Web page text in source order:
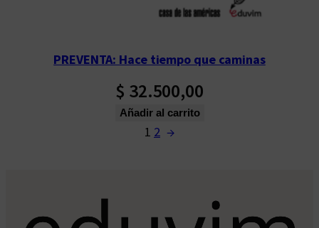
PREVENTA: Hace tiempo que caminas
$ 32.500,00
Añadir al carrito
1 2 →